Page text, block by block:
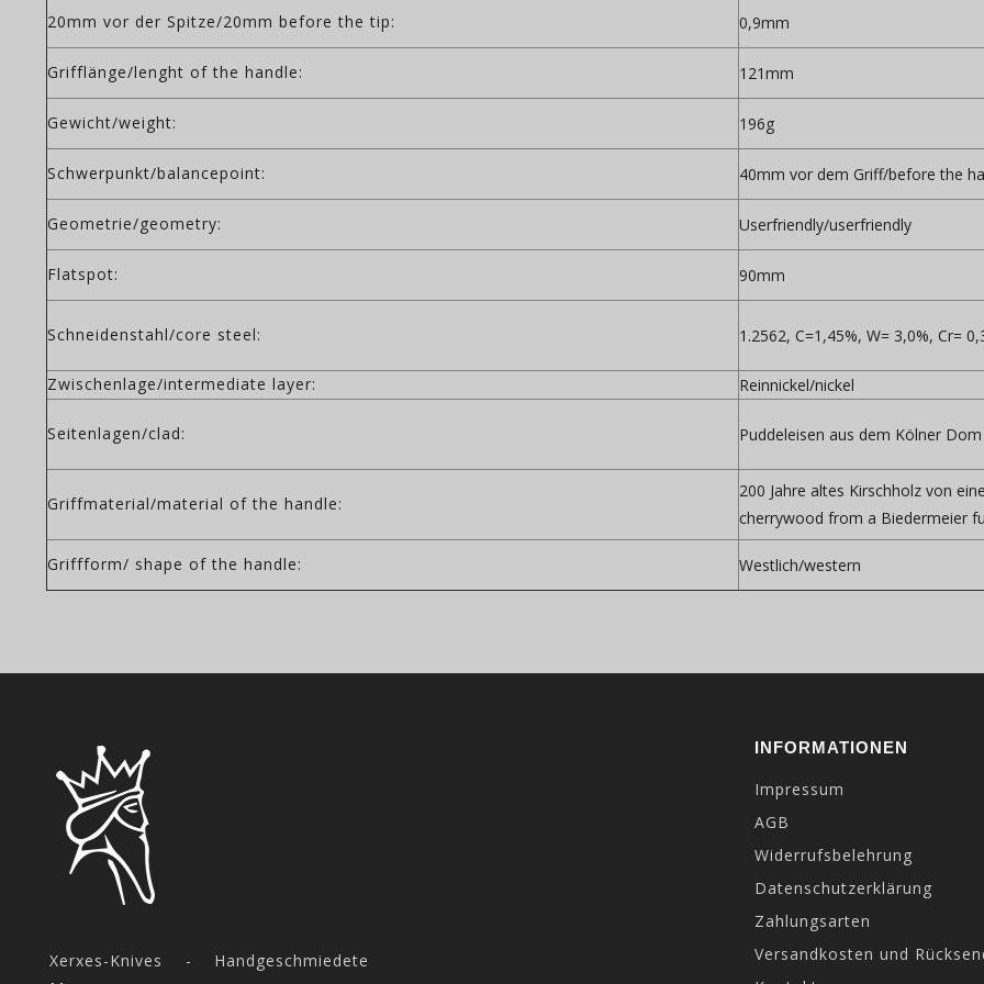
20mm vor der Spitze/20mm before the tip: 0,9mm
Grifflänge/lenght of the handle: 121mm
Gewicht/weight: 196g
Schwerpunkt/balancepoint: 40mm vor dem Griff/before the
Geometrie/geometry: Userfriendly/userfriendly
Flatspot: 90mm
Schneidenstahl/core steel: 1.2562, C=1,45%, W= 3,0%, Cr=
Zwischenlage/intermediate layer: Reinnickel/nickel
Seitenlagen/clad: Puddeleisen aus dem Kölner
Griffmaterial/material of the handle:
200 Jahre altes Kirschholz von
cherrywood from a Biedermeier
Griffform/ shape of the handle: Westlich/western
Xerxes-Knives - Handgeschmiedete
INFORMATIONEN
Impressum
AGB
Widerrufsbelehrung
Datenschutzerklärung
Zahlungsarten
Versandkosten und